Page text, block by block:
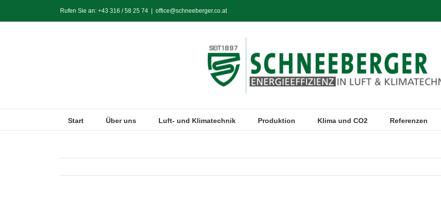
springen
Rufen Sie an: +43 316 / 58 25 74 office@schneeberger.co.at
Start Über uns Luft- und Klimatechnik Produktion Klima und CO2 Referenzen